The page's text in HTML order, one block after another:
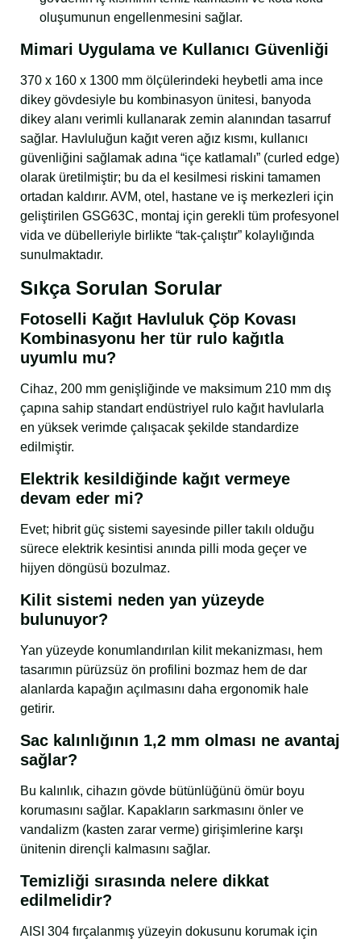
oluşumunun engellenmesini sağlar.
Mimari Uygulama ve Kullanıcı Güvenliği
370 x 160 x 1300 mm ölçülerindeki heybetli ama ince
dikey gövdesiyle bu kombinasyon ünitesi, banyoda
dikey alanı verimli kullanarak zemin alanından tasarruf
sağlar. Havluluğun kağıt veren ağız kısmı, kullanıcı
güvenliğini sağlamak adına “içe katlamalı” (curled edge)
olarak üretilmiştir; bu da el kesilmesi riskini tamamen
ortadan kaldırır. AVM, otel, hastane ve iş merkezleri için
geliştirilen GSG63C, montaj için gerekli tüm profesyonel
vida ve dübelleriyle birlikte “tak-çalıştır” kolaylığında
sunulmaktadır.
Sıkça Sorulan Sorular
Fotoselli Kağıt Havluluk Çöp Kovası
Kombinasyonu her tür rulo kağıtla
uyumlu mu?
Cihaz, 200 mm genişliğinde ve maksimum 210 mm dış
çapına sahip standart endüstriyel rulo kağıt havlularla
en yüksek verimde çalışacak şekilde standardize
edilmiştir.
Elektrik kesildiğinde kağıt vermeye
devam eder mi?
Evet; hibrit güç sistemi sayesinde piller takılı olduğu
sürece elektrik kesintisi anında pilli moda geçer ve
hijyen döngüsü bozulmaz.
Kilit sistemi neden yan yüzeyde
bulunuyor?
Yan yüzeyde konumlandırılan kilit mekanizması, hem
tasarımın pürüzsüz ön profilini bozmaz hem de dar
alanlarda kapağın açılmasını daha ergonomik hale
getirir.
Sac kalınlığının 1,2 mm olması ne avantaj
sağlar?
Bu kalınlık, cihazın gövde bütünlüğünü ömür boyu
korumasını sağlar. Kapakların sarkmasını önler ve
vandalizm (kasten zarar verme) girişimlerine karşı
ünitenin dirençli kalmasını sağlar.
Temizliği sırasında nelere dikkat
edilmelidir?
AISI 304 fırçalanmış yüzeyin dokusunu korumak için